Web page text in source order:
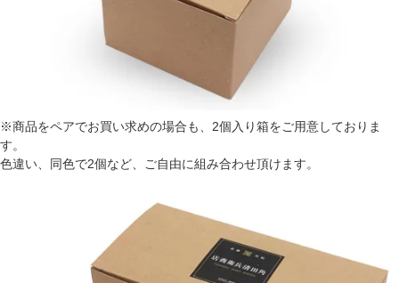
※商品をペアでお買い求めの場合も、2個入り箱をご用意しておりま
す。
色違い、同色で2個など、ご自由に組み合わせ頂けます。